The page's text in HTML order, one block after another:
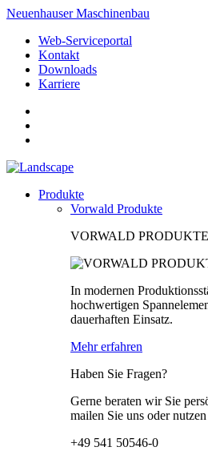
Neuenhauser Maschinenbau
Web-Serviceportal
Kontakt
Downloads
Karriere
Produkte
Vorwald Produkte
VORWALD PRODUKTE
In modernen
hochwertigen
dauerhaften Einsatz.
Mehr erfahren
Haben Sie Fragen?
Gerne beraten wir Sie
mailen Sie uns oder
+49 541 50546-0